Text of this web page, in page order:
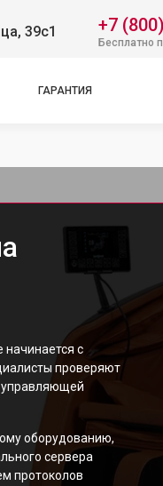
39с1 +7
Бесплатно
ГАРАНТИЯ
с
проверяют
управляющей
оборудованию,
сервера
протоколов